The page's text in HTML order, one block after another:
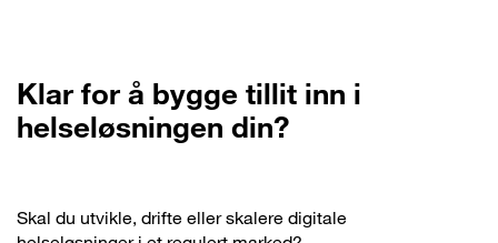
Klar for å bygge tillit inn i
helseløsningen din?
Skal du utvikle, drifte eller skalere digitale